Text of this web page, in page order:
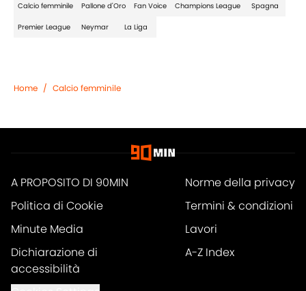
Calcio femminile Pallone d'Oro Fan Voice Champions League Spagna
Premier League Neymar La Liga
Home / Calcio femminile
A PROPOSITO DI 90MIN
Norme della privacy
Politica di Cookie
Termini & condizioni
Minute Media
Lavori
Dichiarazione di
accessibilità
A-Z Index